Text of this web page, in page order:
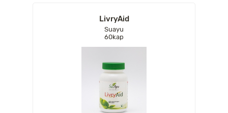
LivryAid
Suayu
60kap